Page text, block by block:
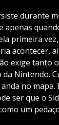
durante
apenas
primeira
acontecer,
exige tanto
Nintendo.
no mapa.
ser que o
um